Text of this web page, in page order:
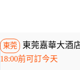
東莞 東莞嘉華大酒
18:00前可訂今天